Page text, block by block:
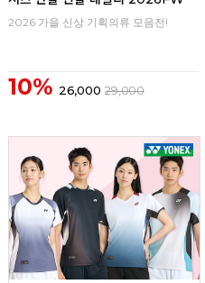
2026 가을 신상 기획의류 모음전!
10% 26,000 29,000